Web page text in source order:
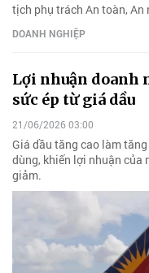
tịch phụ trách An toàn, An
Quốc tế (ACI).
DOANH NGHIỆP
Lợi nhuận doanh
sức ép từ giá dầu
21/06/2026 03:00
Giá dầu tăng cao làm
dùng, khiến lợi nhuận của
giảm.